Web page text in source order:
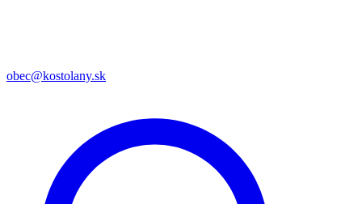
obec@kostolany.sk